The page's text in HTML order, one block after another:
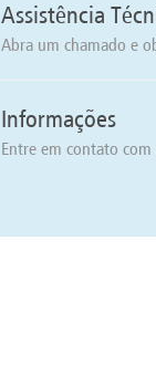
Assistência
Abra um chamado e
Informações
Entre em contato